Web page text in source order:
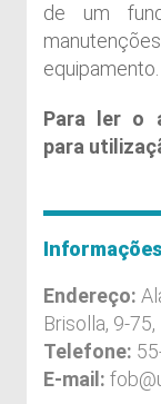
de um
equipamento.
Para ler o
para
Informações
Endereço:
Brisolla, 9-
Telefone:
E-mail: